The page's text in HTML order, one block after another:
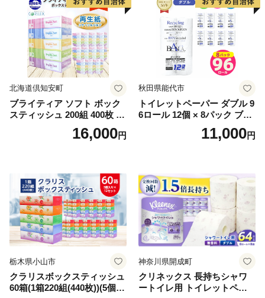
北海道倶知安町
ブライティア ソフト ボック
スティッシュ 200組 400枚 60
箱 日本製 まとめ買い ティッ
シュ リサイクル 長持 防災 常
倶知安町 日用品
16,000円
秋田県能代市
トイレットペーパー ダブル 9
6ロール 12個 × 8パック ブラ
ンカ 再生紙 100％ 芯あり 日
用品 消耗品 無香料 生活用品
11,000円
栃木県小山市
クラリスボックスティッシュ
60箱(1箱220組(440枚))(5個入
神奈川県開成町
クリネックス 長持ちシャワ
ートイレ用 トイレットペー